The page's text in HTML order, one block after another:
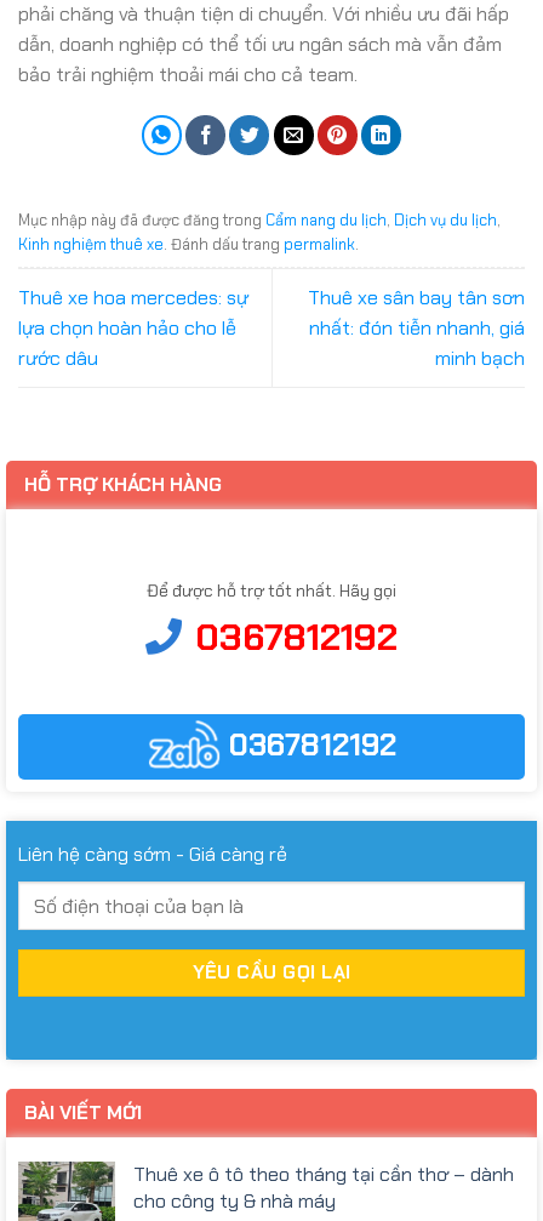
phải chăng và thuận tiện di chuyển. Với nhiều ưu đãi hấp
dẫn, doanh nghiệp có thể tối ưu ngân sách mà vẫn đảm
bảo trải nghiệm thoải mái cho cả team.
Mục nhập này đã được đăng trong Cẩm nang du lịch, Dịch vụ du lịch,
Kinh nghiệm thuê xe. Đánh dấu trang permalink.
Thuê xe hoa mercedes: sự
lựa chọn hoàn hảo cho lễ
rước dâu
Thuê xe sân bay tân sơn
nhất: đón tiễn nhanh, giá
minh bạch
HỖ TRỢ KHÁCH HÀNG
Để được hỗ trợ tốt nhất. Hãy gọi
0367812192
0367812192
Liên hệ càng sớm - Giá càng rẻ
BÀI VIẾT MỚI
Thuê xe ô tô theo tháng tại cần thơ – dành
cho công ty & nhà máy